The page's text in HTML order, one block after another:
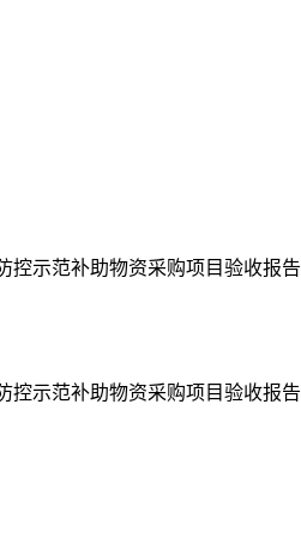
控示范补助物资采购项目验收报告
控示范补助物资采购项目验收报告